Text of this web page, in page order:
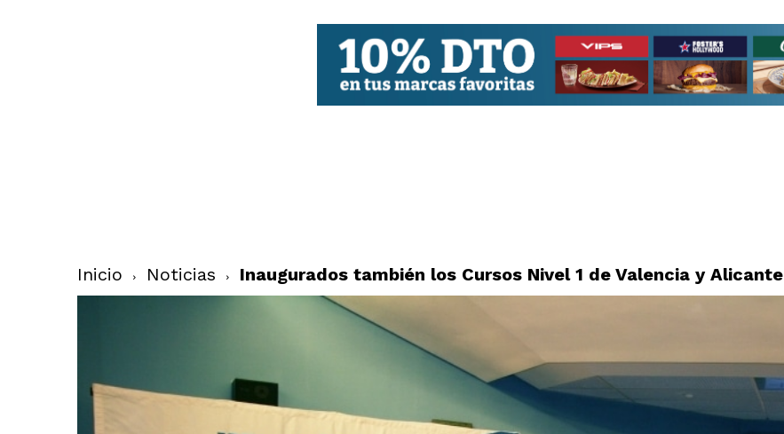
Inicio Noticias Inaugurados también los Cursos Nivel 1 de Valencia y Alicante